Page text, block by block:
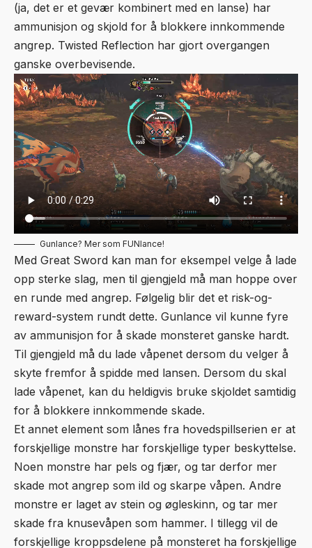
(ja, det er et gevær kombinert med en lanse) har
ammunisjon og skjold for å blokkere innkommende
angrep. Twisted Reflection har gjort overgangen
ganske overbevisende.
Gunlance? Mer som FUNlance!
Med Great Sword kan man for eksempel velge å lade
opp sterke slag, men til gjengjeld må man hoppe over
en runde med angrep. Følgelig blir det et risk-og-
reward-system rundt dette. Gunlance vil kunne fyre
av ammunisjon for å skade monsteret ganske hardt.
Til gjengjeld må du lade våpenet dersom du velger å
skyte fremfor å spidde med lansen. Dersom du skal
lade våpenet, kan du heldigvis bruke skjoldet samtidig
for å blokkere innkommende skade.
Et annet element som lånes fra hovedspillserien er at
forskjellige monstre har forskjellige typer beskyttelse.
Noen monstre har pels og fjær, og tar derfor mer
skade mot angrep som ild og skarpe våpen. Andre
monstre er laget av stein og øgleskinn, og tar mer
skade fra knusevåpen som hammer. I tillegg vil de
forskjellige kroppsdelene på monsteret ha forskjellige